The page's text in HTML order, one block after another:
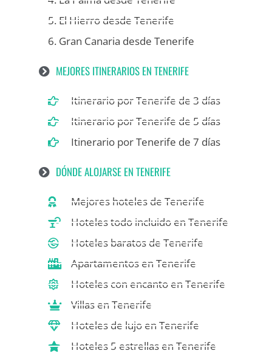
5. El Hierro desde Tenerife
6. Gran Canaria desde Tenerife
MEJORES ITINERARIOS EN TENERIFE
Itinerario por Tenerife de 3 días
Itinerario por Tenerife de 5 días
Itinerario por Tenerife de 7 días
DÓNDE ALOJARSE EN TENERIFE
Mejores hoteles de Tenerife
Hoteles todo incluido en Tenerife
Hoteles baratos de Tenerife
Apartamentos en Tenerife
Hoteles con encanto en Tenerife
Villas en Tenerife
Hoteles de lujo en Tenerife
Hoteles 5 estrellas en Tenerife